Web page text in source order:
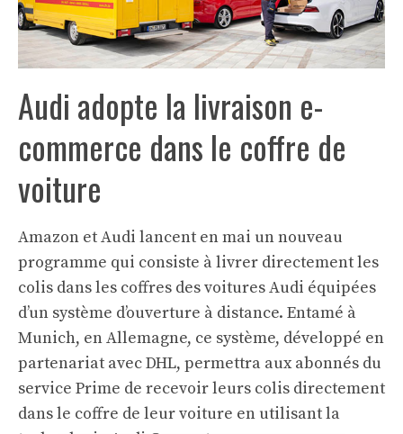
Audi adopte la livraison e-
commerce dans le coffre de
voiture
Amazon et Audi lancent en mai un nouveau
programme qui consiste à livrer directement les
colis dans les coffres des voitures Audi équipées
d’un système d’ouverture à distance. Entamé à
Munich, en Allemagne, ce système, développé en
partenariat avec DHL, permettra aux abonnés du
service Prime de recevoir leurs colis directement
dans le coffre de leur voiture en utilisant la